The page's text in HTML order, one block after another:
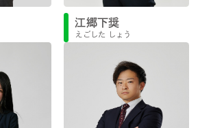
江郷下奨
えごした しょう